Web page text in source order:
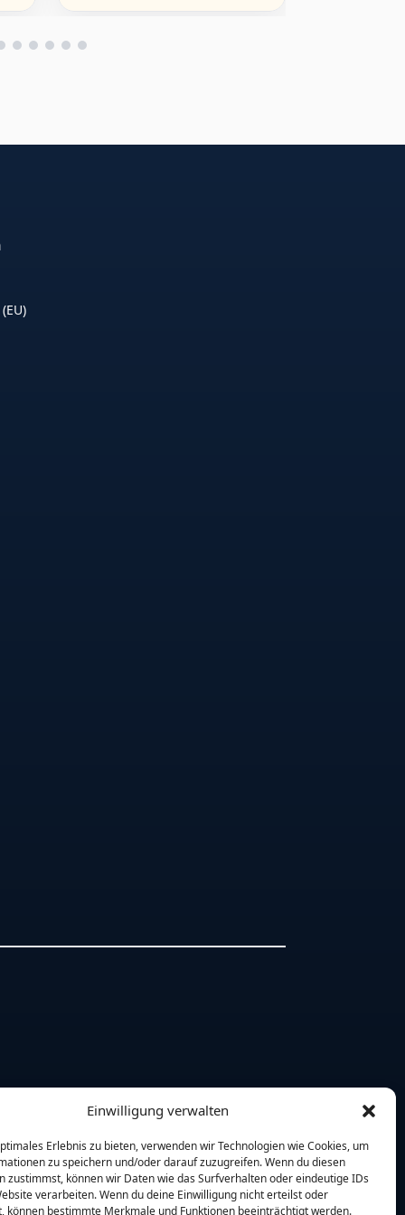
Einwilligung verwalten
Erlebnis zu bieten, verwenden wir Technologien wie Cookies, um
zu speichern und/oder darauf zuzugreifen. Wenn du diesen
zustimmst, können wir Daten wie das Surfverhalten oder eindeutige IDs
verarbeiten. Wenn du deine Einwilligung nicht erteilst oder
können bestimmte Merkmale und Funktionen beeinträchtigt werden.
Gamer Teenager